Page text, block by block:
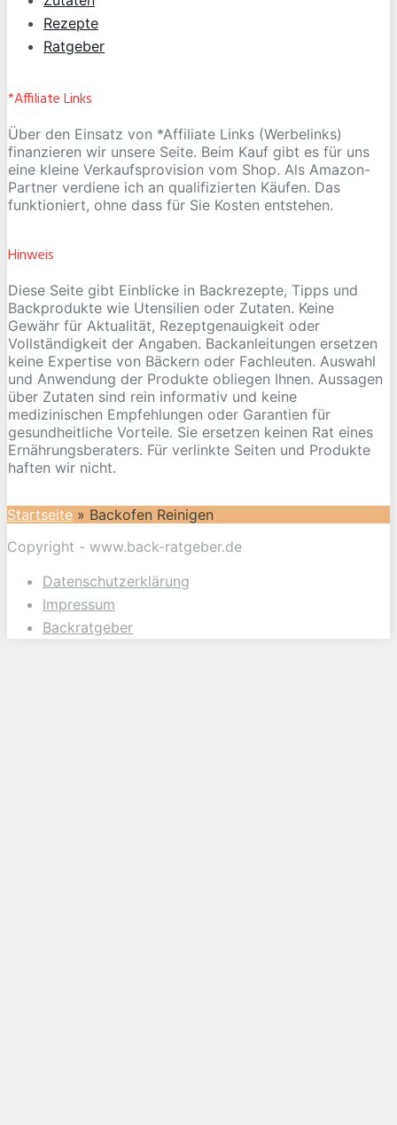
Rezepte
Ratgeber
*Affiliate Links
Über den Einsatz von *Affiliate Links (Werbelinks)
finanzieren wir unsere Seite. Beim Kauf gibt es für uns
eine kleine Verkaufsprovision vom Shop. Als Amazon-
Partner verdiene ich an qualifizierten Käufen. Das
funktioniert, ohne dass für Sie Kosten entstehen.
Hinweis
Diese Seite gibt Einblicke in Backrezepte, Tipps und
Backprodukte wie Utensilien oder Zutaten. Keine
Gewähr für Aktualität, Rezeptgenauigkeit oder
Vollständigkeit der Angaben. Backanleitungen ersetzen
keine Expertise von Bäckern oder Fachleuten. Auswahl
und Anwendung der Produkte obliegen Ihnen. Aussagen
über Zutaten sind rein informativ und keine
medizinischen Empfehlungen oder Garantien für
gesundheitliche Vorteile. Sie ersetzen keinen Rat eines
Ernährungsberaters. Für verlinkte Seiten und Produkte
haften wir nicht.
Startseite » Backofen Reinigen
Copyright - www.back-ratgeber.de
Datenschutzerklärung
Impressum
Backratgeber